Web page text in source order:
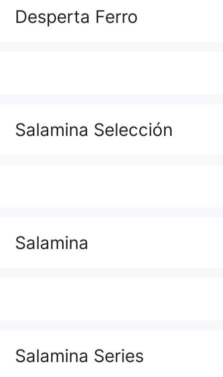
Desperta Ferro
Salamina Selección
Salamina
Salamina Series